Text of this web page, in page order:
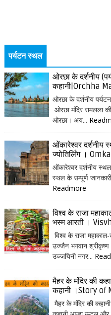
पर्यटन स्थल
ओरछा के दर्शनीय
कहानी|Orchha
ओरछा के दर्शनीय
ओरछा मंदिर रामलला
ओरछा। अय...
ओंकारेश्वर दर्शनीय
ज्योतिर्लिंग ।
ओंकारेश्वर दर्शनीय
स्थल के सम्पूर्ण
Readmore
विश्व के राजा
भस्म आरती ।
विश्व के राजा
उज्जैन भगवान
उज्जयिनी नगर...
मैहर के मंदिर की
कहानी ।Story
मैहर के मंदिर की